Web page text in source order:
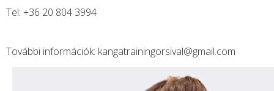
Tel: +36 20 804 3994
További információk: kangatrainingorsival@gmail.com